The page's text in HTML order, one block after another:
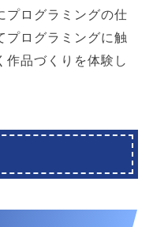
プログラミングの仕
プログラミングに触
作品づくりを体験し